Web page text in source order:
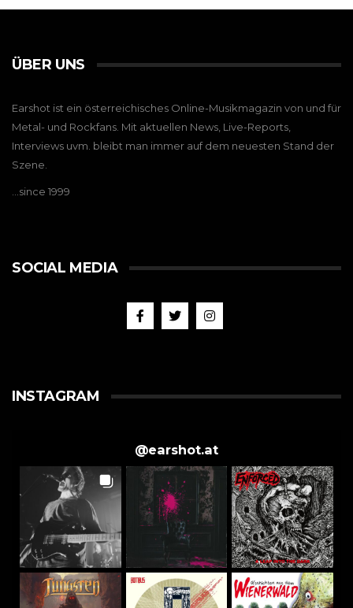
ÜBER UNS
Earshot ist ein österreichisches Online-Musikmagazin von und für
Metal- und Rockfans. Mit aktuellen News, Live-Reports,
Interviews uvm. bleibt man immer auf dem neuesten Stand der
Szene.
…since 1999
SOCIAL MEDIA
INSTAGRAM
@earshot.at